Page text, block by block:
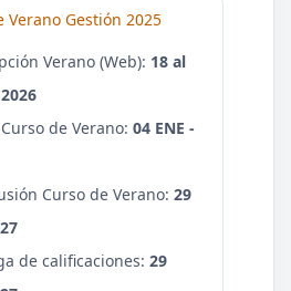
Verano Gestión 2025
Verano (Web): 18 al
de Verano: 04 ENE -
Curso de Verano: 29
de calificaciones: 29